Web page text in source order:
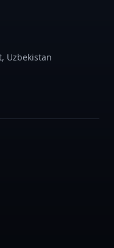
Uzbekistan